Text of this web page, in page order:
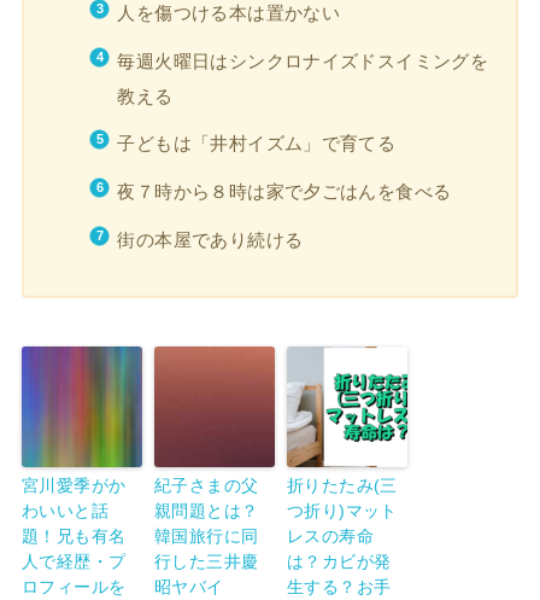
人を傷つける本は置かない
毎週火曜日はシンクロナイズドスイミングを
教える
子どもは「井村イズム」で育てる
夜７時から８時は家で夕ごはんを食べる
街の本屋であり続ける
宮川愛季がか
わいいと話
題！兄も有名
人で経歴・プ
ロフィールを
紀子さまの父
親問題とは？
韓国旅行に同
行した三井慶
昭ヤバイ
折りたたみ(三
つ折り)マット
レスの寿命
は？カビが発
生する？お手